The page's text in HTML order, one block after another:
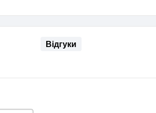
Відгуки